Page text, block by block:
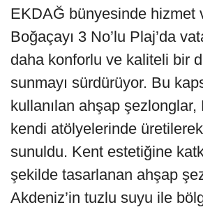
EKDAĞ bünyesinde hizmet
Boğaçayı 3 No’lu Plaj’da
daha konforlu ve kaliteli bir
sunmayı sürdürüyor. Bu
kullanılan ahşap şezlonglar,
kendi atölyelerinde
sunuldu. Kent estetiğine
şekilde tasarlanan ahşap
Akdeniz’in tuzlu suyu ile